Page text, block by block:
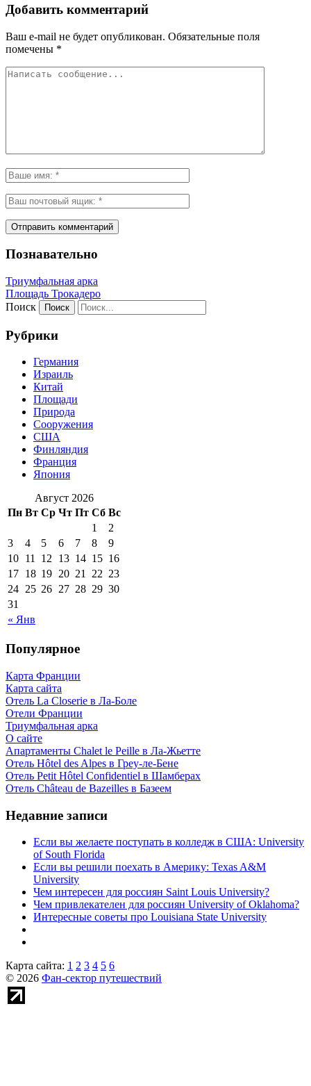
Добавить комментарий
Ваш e-mail не будет опубликован. Обязательные поля
помечены *
Познавательно
Триумфальная арка
Площадь Трокадеро
Поиск
Рубрики
Германия
Израиль
Китай
Площади
Природа
Сооружения
США
Финляндия
Франция
Япония
Август 2026
Пн Вт Ср Чт Пт Сб Вс
« Янв
1
2
3
4 5 6 7 8
9
10 11 12 13 14 15 16
17 18 19 20 21 22 23
24 25 26 27 28 29 30
31
Популярное
Карта Франции
Карта сайта
Отель La Closerie в Ла-Боле
Отели Франции
Триумфальная арка
О сайте
Апартаменты Chalet le Peille в Ла-Жьетте
Отель Hôtel des Alpes в Греу-ле-Бене
Отель Petit Hôtel Confidentiel в Шамберах
Отель Château de Bazeilles в Базеем
Недавние записи
Если вы желаете поступать в колледж в США: University
of South Florida
Если вы решили поехать в Америку: Texas A&M
University
Чем интересен для россиян Saint Louis University?
Чем привлекателен для россиян University of Oklahoma?
Интересные советы про Louisiana State University
Карта сайта: 1 2 3 4 5 6
© 2026 Фан-сектор путешествий